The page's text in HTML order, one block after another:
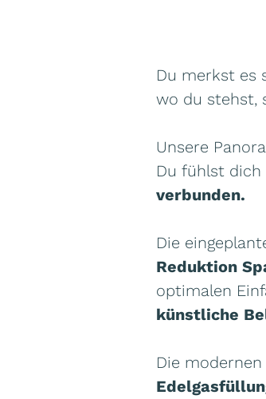
Du merkst es
wo du stehst,
Unsere
Du fühlst dich
verbunden.
Die
Reduktion
optimalen
künstliche
Die